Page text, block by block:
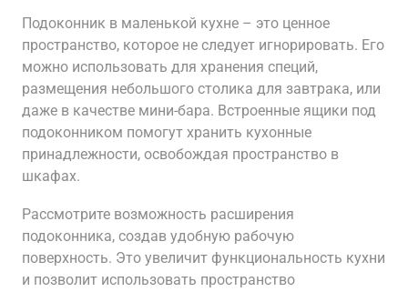
Подоконник в маленькой кухне – это ценное
пространство, которое не следует игнорировать. Его
можно использовать для хранения специй,
размещения небольшого столика для завтрака, или
даже в качестве мини-бара. Встроенные ящики под
подоконником помогут хранить кухонные
принадлежности, освобождая пространство в
шкафах.
Рассмотрите возможность расширения
подоконника, создав удобную рабочую
поверхность. Это увеличит функциональность кухни
и позволит использовать пространство